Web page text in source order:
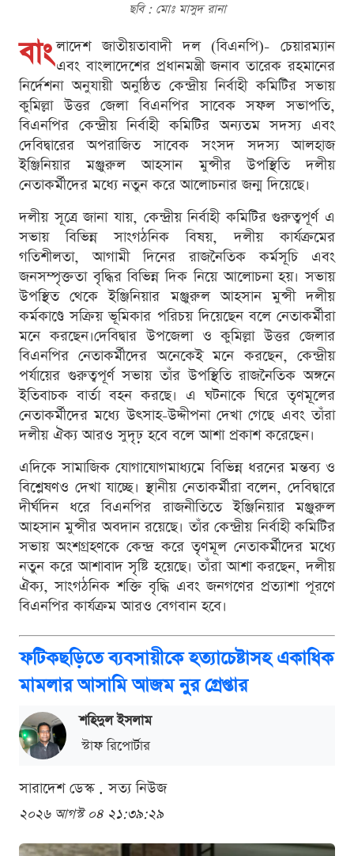
ছবি : মোঃ মাসুদ রানা
বাং লাদেশ জাতীয়তাবাদী দল (বিএনপি)- চেয়ারম্যান
এবং বাংলাদেশের প্রধানমন্ত্রী জনাব তারেক রহমানের
নির্দেশনা অনুযায়ী অনুষ্ঠিত কেন্দ্রীয় নির্বাহী কমিটির সভায়
কুমিল্লা উত্তর জেলা বিএনপির সাবেক সফল সভাপতি,
বিএনপির কেন্দ্রীয় নির্বাহী কমিটির অন্যতম সদস্য এবং
দেবিদ্বারের অপরাজিত সাবেক সংসদ সদস্য আলহাজ
ইঞ্জিনিয়ার মঞ্জুরুল আহসান মুন্সীর উপস্থিতি দলীয়
নেতাকর্মীদের মধ্যে নতুন করে আলোচনার জন্ম দিয়েছে।
দলীয় সূত্রে জানা যায়, কেন্দ্রীয় নির্বাহী কমিটির গুরুত্বপূর্ণ এ
সভায় বিভিন্ন সাংগঠনিক বিষয়, দলীয় কার্যক্রমের
গতিশীলতা, আগামী দিনের রাজনৈতিক কর্মসূচি এবং
জনসম্পৃক্ততা বৃদ্ধির বিভিন্ন দিক নিয়ে আলোচনা হয়। সভায়
উপস্থিত থেকে ইঞ্জিনিয়ার মঞ্জুরুল আহসান মুন্সী দলীয়
কর্মকাণ্ডে সক্রিয় ভূমিকার পরিচয় দিয়েছেন বলে নেতাকর্মীরা
মনে করছেন।দেবিদ্বার উপজেলা ও কুমিল্লা উত্তর জেলার
বিএনপির নেতাকর্মীদের অনেকেই মনে করছেন, কেন্দ্রীয়
পর্যায়ের গুরুত্বপূর্ণ সভায় তাঁর উপস্থিতি রাজনৈতিক অঙ্গনে
ইতিবাচক বার্তা বহন করছে। এ ঘটনাকে ঘিরে তৃণমূলের
নেতাকর্মীদের মধ্যে উৎসাহ-উদ্দীপনা দেখা গেছে এবং তাঁরা
দলীয় ঐক্য আরও সুদৃঢ় হবে বলে আশা প্রকাশ করেছেন।
এদিকে সামাজিক যোগাযোগমাধ্যমে বিভিন্ন ধরনের মন্তব্য ও
বিশ্লেষণও দেখা যাচ্ছে। স্থানীয় নেতাকর্মীরা বলেন, দেবিদ্বারে
দীর্ঘদিন ধরে বিএনপির রাজনীতিতে ইঞ্জিনিয়ার মঞ্জুরুল
আহসান মুন্সীর অবদান রয়েছে। তাঁর কেন্দ্রীয় নির্বাহী কমিটির
সভায় অংশগ্রহণকে কেন্দ্র করে তৃণমূল নেতাকর্মীদের মধ্যে
নতুন করে আশাবাদ সৃষ্টি হয়েছে। তাঁরা আশা করছেন, দলীয়
ঐক্য, সাংগঠনিক শক্তি বৃদ্ধি এবং জনগণের প্রত্যাশা পূরণে
বিএনপির কার্যক্রম আরও বেগবান হবে।
ফটিকছড়িতে ব্যবসায়ীকে হত্যাচেষ্টাসহ একাধিক
মামলার আসামি আজম নুর গ্রেপ্তার
শ‌হিদুল ইসলাম
স্টাফ রিপোর্টার
সারাদেশ ডেস্ক . সত্য নিউজ
২০২৬ আগস্ট ০৪ ২১:৩৯:২৯